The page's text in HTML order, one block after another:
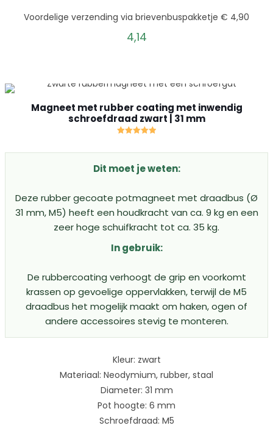
Voordelige verzending via brievenbuspakketje € 4,90
4,14
Magneet met rubber coating met inwendig
schroefdraad zwart | 31 mm
Dit moet je weten:
Deze rubber gecoate potmagneet met draadbus (Ø
31 mm, M5) heeft een houdkracht van ca. 9 kg en een
zeer hoge schuifkracht tot ca. 35 kg.
In gebruik:
De rubbercoating verhoogt de grip en voorkomt
krassen op gevoelige oppervlakken, terwijl de M5
draadbus het mogelijk maakt om haken, ogen of
andere accessoires stevig te monteren.
Kleur: zwart
Materiaal: Neodymium, rubber, staal
Diameter: 31 mm
Pot hoogte: 6 mm
Schroefdraad: M5